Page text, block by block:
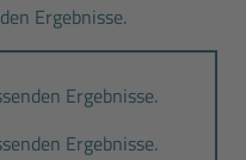
Ergebnisse.
Ergebnisse.
Ergebnisse.